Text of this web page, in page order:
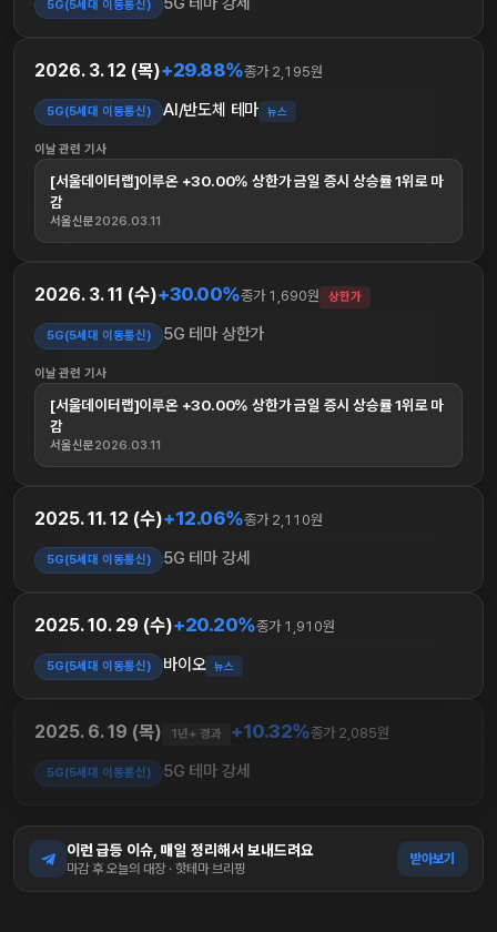
5G(5세대 이동통신)
2026. 3. 12 (목)+29.88%종가 2,195원
5G(5세대 이동통신) AI/반도체 테마 뉴스
이날 관련 기사
[서울데이터랩]이루온 +30.00% 상한가 금일 증시 상승률 1위로 마
감
서울신문2026.03.11
2026. 3. 11 (수)+30.00%종가 1,690원 상한가
5G(5세대 이동통신) 5G 테마 상한가
이날 관련 기사
[서울데이터랩]이루온 +30.00% 상한가 금일 증시 상승률 1위로 마
감
서울신문2026.03.11
2025. 11. 12 (수)+12.06%종가 2,110원
5G(5세대 이동통신) 5G 테마 강세
2025. 10. 29 (수)+20.20%종가 1,910원
5G(5세대 이동통신) 바이오 뉴스
2025. 6. 19 (목) 1년+ 경과 +10.32%종가 2,085원
5G(5세대 이동통신) 5G 테마 강세
이런 급등 이슈, 매일 정리해서 보내드려요
마감 후 오늘의 대장 · 핫테마 브리핑
받아보기